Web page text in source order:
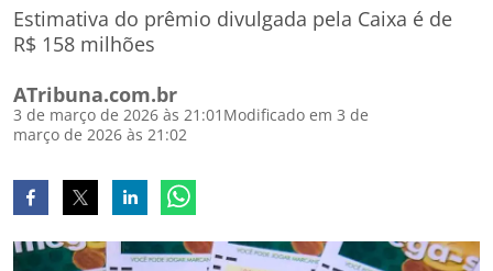
Estimativa do prêmio divulgada pela Caixa é de
R$ 158 milhões
ATribuna.com.br
3 de março de 2026 às 21:01 Modificado em 3 de
março de 2026 às 21:02